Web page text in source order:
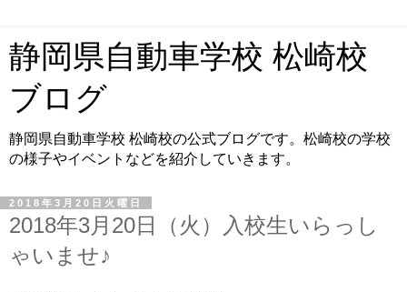
静岡県自動車学校 松崎校
ブログ
静岡県自動車学校 松崎校の公式ブログです。松崎校の学校
の様子やイベントなどを紹介していきます。
2018年3月20日火曜日
2018年3月20日（火）入校生いらっし
ゃいませ♪